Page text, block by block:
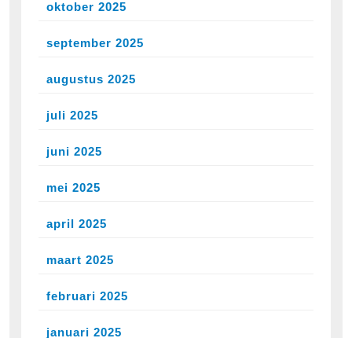
oktober 2025
september 2025
augustus 2025
juli 2025
juni 2025
mei 2025
april 2025
maart 2025
februari 2025
januari 2025